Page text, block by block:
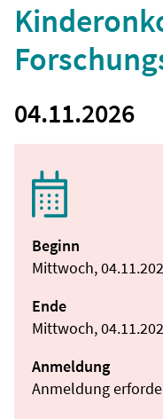
04.11.2026
Beginn
Mittwoch,
Ende
Mittwoch,
Anmeldung
Anmeldung